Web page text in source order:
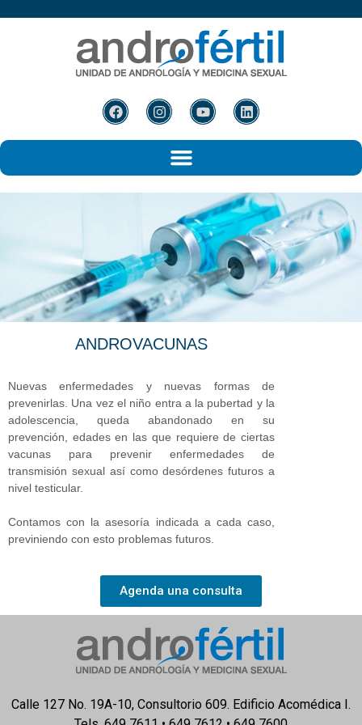
ANDROVACUNAS
Nuevas enfermedades y nuevas formas de
prevenirlas. Una vez el niño entra a la pubertad y la
adolescencia, queda abandonado en su
prevención, edades en las que requiere de ciertas
vacunas para prevenir enfermedades de
transmisión sexual así como desórdenes futuros a
nivel testicular.
Contamos con la asesoría indicada a cada caso,
previniendo con esto problemas futuros.
Agenda una consulta
Calle 127 No. 19A-10, Consultorio 609. Edificio Acomédica I.